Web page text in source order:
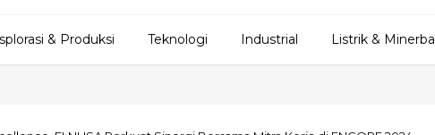
& Produksi Teknologi Industrial Listrik & Minerba